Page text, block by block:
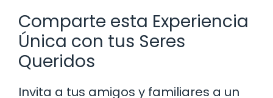
Comparte esta Experiencia
Única con tus Seres
Queridos
Invita a tus amigos y familiares a un